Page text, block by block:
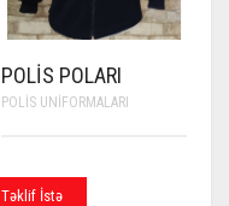
POLIS POLARI
POLIS UNIFORMALARI
Təklif İstə